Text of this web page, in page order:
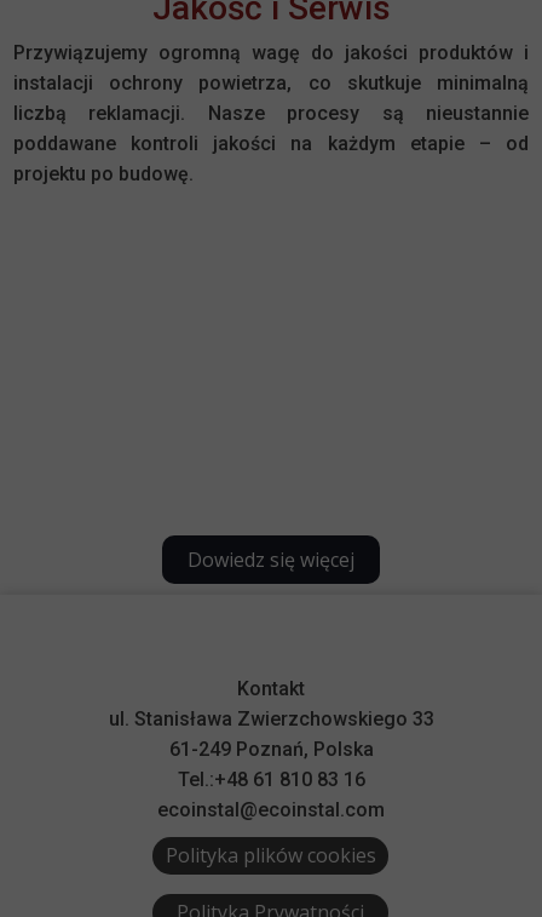
Przywiązujemy ogromną wagę do jakości produktów i
instalacji ochrony powietrza, co skutkuje minimalną
liczbą reklamacji. Nasze procesy są nieustannie
poddawane kontroli jakości na każdym etapie – od
projektu po budowę.
Dowiedz się więcej
Polityka plików cookies
Kontakt
ul. Stanisława Zwierzchowskiego 33
61-249 Poznań, Polska
Tel.:+48 61 810 83 16
ecoinstal@ecoinstal.com